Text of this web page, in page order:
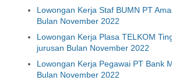
Lowongan Kerja Staf BUMN PT
Bulan November 2022
Lowongan Kerja Plasa TELKOM
jurusan Bulan November 2022
Lowongan Kerja Pegawai PT Bank
Bulan November 2022